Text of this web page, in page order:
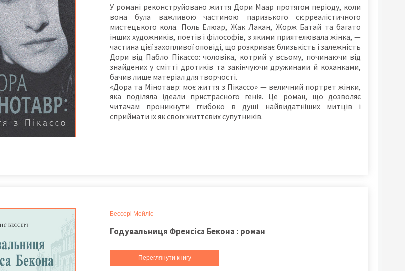
У романі реконструйовано життя Дори Маар протягом періоду, коли
вона була важливою частиною паризького сюрреалістичного
мистецького кола. Поль Елюар, Жак Лакан, Жорж Батай та багато
інших художників, поетів і філософів, з якими приятелювала жінка, —
частина цієї захопливої оповіді, що розкриває близькість і залежність
Дори від Пабло Пікассо: чоловіка, котрий у всьому, починаючи від
знайдених у смітті дротиків та закінчуючи дружинами й коханками,
бачив лише матеріал для творчості.
«Дора та Мінотавр: моє життя з Пікассо» — величний портрет жінки,
яка поділяла ідеали пристрасного генія. Це роман, що дозволяє
читачам проникнути глибоко в душі найвидатніших митців і
сприймати їх як своїх життєвих супутників.
Бессері Мейліс
Годувальниця Френсіса Бекона : роман
Переглянути книгу